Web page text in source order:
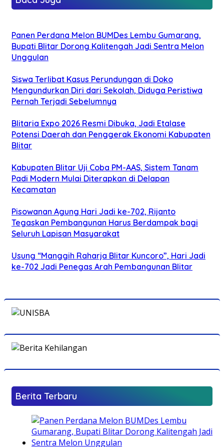
Panen Perdana Melon BUMDes Lembu Gumarang,
Bupati Blitar Dorong Kalitengah Jadi Sentra Melon
Unggulan
Siswa Terlibat Kasus Perundungan di Doko
Mengundurkan Diri dari Sekolah, Diduga Peristiwa
Pernah Terjadi Sebelumnya
Blitaria Expo 2026 Resmi Dibuka, Jadi Etalase
Potensi Daerah dan Penggerak Ekonomi Kabupaten
Blitar
Kabupaten Blitar Uji Coba PM-AAS, Sistem Tanam
Padi Modern Mulai Diterapkan di Delapan
Kecamatan
Pisowanan Agung Hari Jadi ke-702, Rijanto
Tegaskan Pembangunan Harus Berdampak bagi
Seluruh Lapisan Masyarakat
Usung “Manggih Raharja Blitar Kuncoro”, Hari Jadi
ke-702 Jadi Penegas Arah Pembangunan Blitar
Berita Terbaru